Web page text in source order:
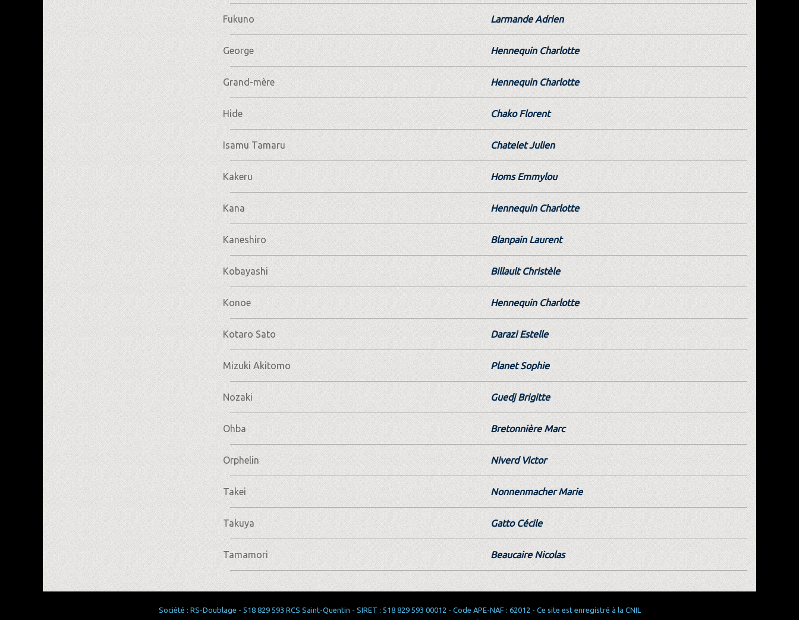
Fukuno Larmande Adrien
George Hennequin Charlotte
Grand-mère Hennequin Charlotte
Hide Chako Florent
Isamu Tamaru Chatelet Julien
Kakeru Homs Emmylou
Kana Hennequin Charlotte
Kaneshiro Blanpain Laurent
Kobayashi Billault Christèle
Konoe Hennequin Charlotte
Kotaro Sato Darazi Estelle
Mizuki Akitomo Planet Sophie
Nozaki Guedj Brigitte
Ohba Bretonnière Marc
Orphelin Niverd Victor
Takei Nonnenmacher Marie
Takuya Gatto Cécile
Tamamori Beaucaire Nicolas
Société : RS-Doublage - 518 829 593 RCS Saint-Quentin - SIRET : 518 829 593 00012 - Code APE-NAF : 62012 - Ce site est enregistré à la CNIL